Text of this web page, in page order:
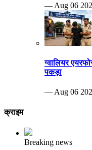
— Aug 06
ग्वालियर
पकड़ा
— Aug 06
क्राइम
Breaking news